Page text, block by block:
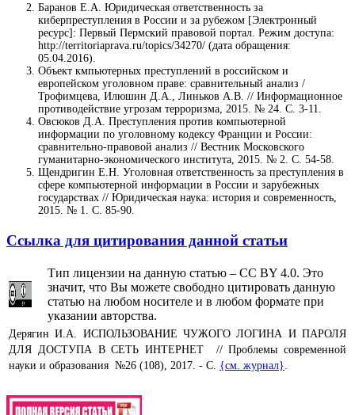
Баранов Е.А. Юридическая ответственность за
киберпреступления в России и за рубежом [Электронный
ресурс]: Первый Пермский правовой портал. Режим доступа:
http://territoriaprava.ru/topics/34270/ (дата обращения:
05.04.2016).
Объект кмпьютерных преступлений в российском и
европейском уголовном праве: сравнительный анализ /
Трофимцева, Илюшин Д.А., Линьков А.В. // Информационное
противодействие угрозам терроризма, 2015. № 24. С. 3-11.
Овсюков Д.А. Преступления против компьютерной
информации по уголовному кодексу Франции и России:
сравнительно-правовой анализ // Вестник Московского
гуманитарно-экономического института, 2015. № 2. С. 54-58.
Щендригин Е.Н. Уголовная ответственность за преступления в
сфере компьютерной информации в России и зарубежных
государствах // Юридическая наука: история и современность,
2015. № 1. С. 85-90.
Ссылка для цитирования данной статьи
Тип лицензии на данную статью – CC BY 4.0. Это
значит, что Вы можете свободно цитировать данную
статью на любом носителе и в любом формате при
указании авторства.
Дерягин И.А. ИСПОЛЬЗОВАНИЕ ЧУЖОГО ЛОГИНА И ПАРОЛЯ
ДЛЯ ДОСТУПА В СЕТЬ ИНТЕРНЕТ // Проблемы современной
науки и образования №26 (108), 2017. - С. {см. журнал}.